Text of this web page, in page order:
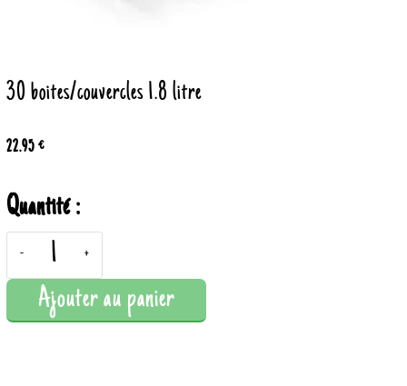
30 boites/couvercles 1.8 litre
22.95 €
Quantité :
- +
Ajouter au panier